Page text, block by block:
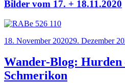
Bilder vom 17. + 18.11.2020
Veröffentlicht
18. November 202029. Dezember
Wander-Blog: Hurden
Schmerikon